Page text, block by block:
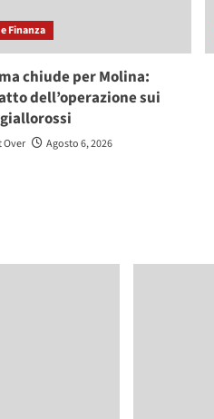
Finanza
chiude per Molina:
dell’operazione sui
Over Agosto 6, 2026